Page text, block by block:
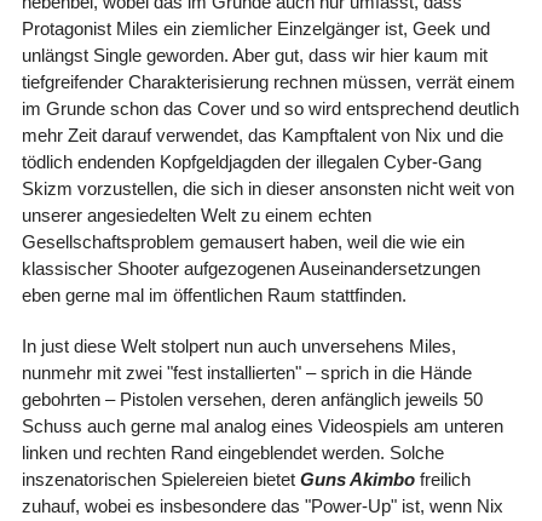
Protagonist Miles ein ziemlicher Einzelgänger ist, Geek und
unlängst Single geworden. Aber gut, dass wir hier kaum mit
tiefgreifender Charakterisierung rechnen müssen, verrät einem
im Grunde schon das Cover und so wird entsprechend deutlich
mehr Zeit darauf verwendet, das Kampftalent von Nix und die
tödlich endenden Kopfgeldjagden der illegalen Cyber-Gang
Skizm vorzustellen, die sich in dieser ansonsten nicht weit von
unserer angesiedelten Welt zu einem echten
Gesellschaftsproblem gemausert haben, weil die wie ein
klassischer Shooter aufgezogenen Auseinandersetzungen
eben gerne mal im öffentlichen Raum stattfinden.
In just diese Welt stolpert nun auch unversehens Miles,
nunmehr mit zwei "fest installierten" – sprich in die Hände
gebohrten – Pistolen versehen, deren anfänglich jeweils 50
Schuss auch gerne mal analog eines Videospiels am unteren
linken und rechten Rand eingeblendet werden. Solche
inszenatorischen Spielereien bietet Guns Akimbofreilich
zuhauf, wobei es insbesondere das "Power-Up" ist, wenn Nix